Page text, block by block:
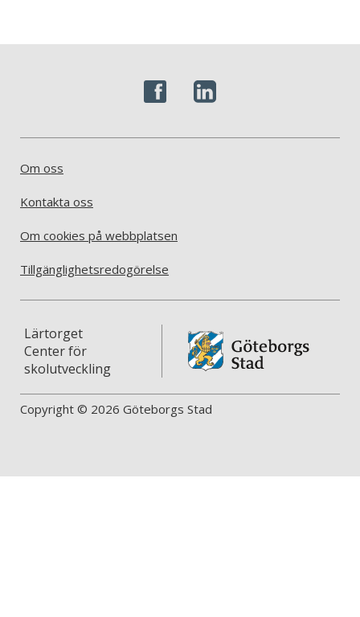
Om oss
Kontakta oss
Om cookies på webbplatsen
Tillgänglighetsredogörelse
Lärtorget
Center för
skolutveckling
Copyright © 2026 Göteborgs Stad